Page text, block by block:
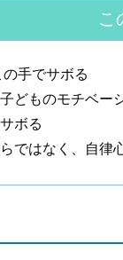
こ
手でサボる
どものモチベー
ボる
ではなく、自律